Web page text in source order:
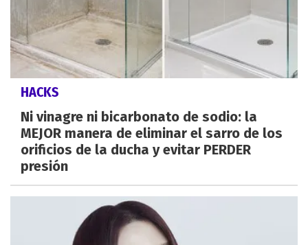
HACKS
Ni vinagre ni bicarbonato de sodio: la
MEJOR manera de eliminar el sarro de los
orificios de la ducha y evitar PERDER
presión